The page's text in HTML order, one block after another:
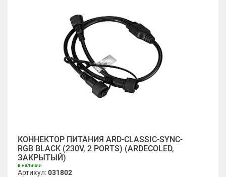
КОННЕКТОР ПИТАНИЯ ARD-CLASSIC-SYNC-
RGB BLACK (230V, 2 PORTS) (ARDECOLED,
ЗАКРЫТЫЙ)
в наличии
Артикул:031802